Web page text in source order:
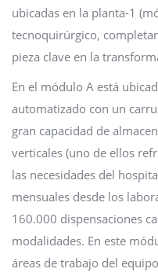
ubicadas en la planta-1
tecnoquirúrgico,
pieza clave en la
En el módulo A está
automatizado con un
gran capacidad de
verticales (uno de ellos
las necesidades del
mensuales desde los
160.000 dispensaciones
modalidades. En este
áreas de trabajo del